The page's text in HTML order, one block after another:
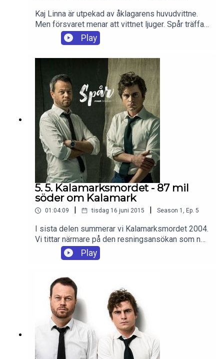
Kaj Linna är utpekad av åklagarens huvudvittne.
Men försvaret menar att vittnet ljuger. Spår träffar
denne ”Nils” för att höra hans version. Dessutom:
en gömd snusprilla, ett par återfunna byxor och
varför så bråttom TILL ett brott?
Play
5. 5. Kalamarksmordet - 87 mil
söder om Kalamark
01:04:09 | tisdag 16 juni 2015 | Season 1 , Ep. 5
I sista delen summerar vi Kalamarksmordet 2004.
Vi tittar närmare på den resningsansökan som nu
ska lämnas in. Där finns ett unikt dokument
utfärdat av en professor som antyder att det finns
huvudvittnet Nils. Vad är det han döljer?
Play